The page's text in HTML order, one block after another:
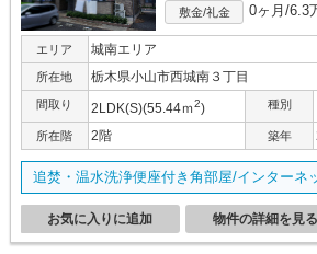
敷金/礼金 0ヶ月/6.3
エリア 城南エリア
所在地 栃木県小山市西城南３丁目
間取り 2LDK(S)(55.44ｍ2) 種別
所在階 2階 築年
追焚・温水洗浄便座付き角部屋/インターネ
物件の詳細を見る
お気に入りに追加